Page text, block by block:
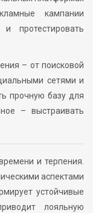
кампании
протестировать
– от поисковой
сетями и
прочную базу для
– выстраивать
и терпения.
аспектами
устойчивые
лояльную